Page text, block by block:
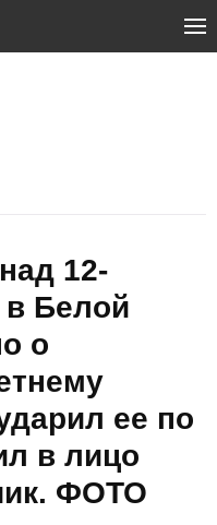
12-
в Белой
о
ее по
в лицо
ФОТО